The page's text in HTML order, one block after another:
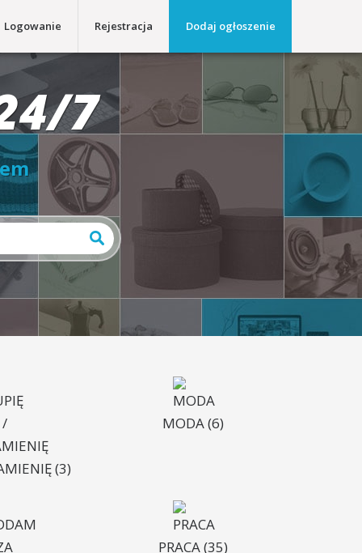
Logowanie Rejestracja Dodaj ogłoszenie
7
(3)
MODA(6)
PRACA(35)